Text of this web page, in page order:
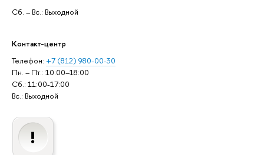
Сб. – Вс.: Выходной
Контакт-центр
Телефон: +7 (812) 980-00-30
Пн. – Пт.: 10:00–18:00
Сб.: 11:00-17:00
Вс.: Выходной